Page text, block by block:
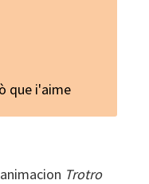
que i'aime
Trotro